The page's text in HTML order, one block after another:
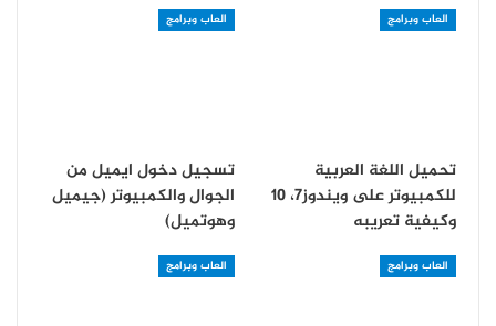
العاب وبرامج
تحميل اللغة العربية
للكمبيوتر على ويندوز7، 10
وكيفية تعريبه
العاب وبرامج
تسجيل دخول ايميل من
الجوال والكمبيوتر (جيميل
وهوتميل)
العاب وبرامج العاب وبرامج